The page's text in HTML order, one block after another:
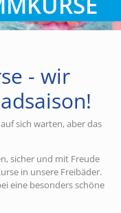
- wir
sich warten, aber das
sicher und mit Freude
in unsere Freibäder.
eine besonders schöne